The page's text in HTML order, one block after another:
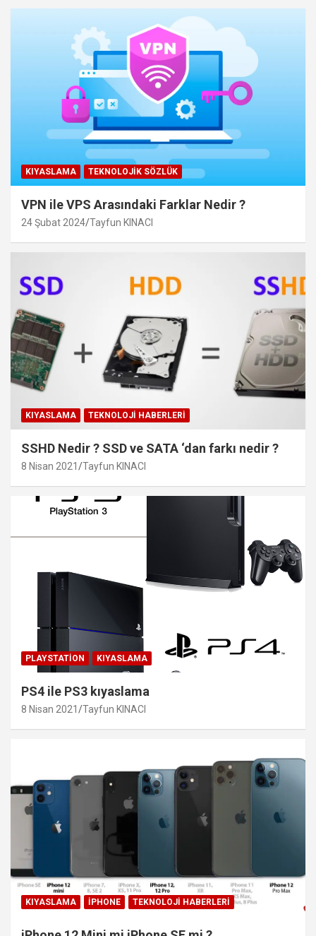
KIYASLAMA TEKNOLOJIK SÖZLÜK
VPN ile VPS Arasındaki Farklar Nedir ?
24 Şubat 2024 Tayfun KINACI
KIYASLAMA TEKNOLOJI HABERLERI
SSHD Nedir ? SSD ve SATA ‘dan farkı nedir ?
8 Nisan 2021 Tayfun KINACI
PLAYSTATION KIYASLAMA
PS4 ile PS3 kıyaslama
8 Nisan 2021 Tayfun KINACI
KIYASLAMA IPHONE TEKNOLOJI HABERLERI